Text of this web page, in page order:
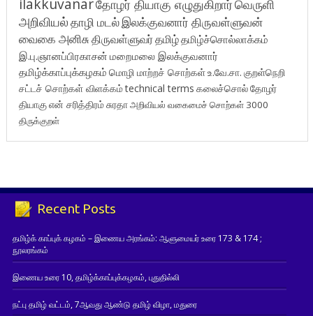
தோழர் தியாகு எழுதுகிறார்வெருளி
அறிவியல்தாழி மடல்இலக்குவனார் திருவள்ளுவன்
வைகை அனிசுதிருவள்ளுவர்தமிழ்தமிழ்ச்சொல்லாக்கம்
இ.பு.ஞானப்பிரகாசன் மறைமலை இலக்குவனார்
தமிழ்க்காப்புக்கழகம் மொழி மாற்றச் சொற்கள்உ.வே.சா. குறள்நெறி
சட்டச் சொற்கள் விளக்கம்technical terms கலைச்சொல்தோழர்
தியாகுஎன் சரித்திரம்சுரதாஅறிவியல் வகைமைச் சொற்கள் 3000
திருக்குறள்
Recent Posts
தமிழ்க் காப்புக் கழகம் – இணைய அரங்கம்: ஆளுமையர் உரை 173 & 174 ;
நூலரங்கம்
இணைய உரை 10, தமிழ்க்காப்புக்கழகம், புதுதில்லி
நட்பு தமிழ் வட்டம், 7ஆவது ஆண்டு தமிழ் விழா, மதுரை